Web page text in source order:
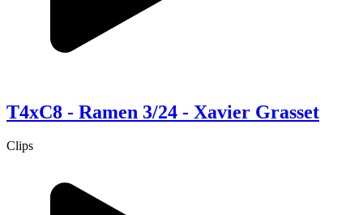
T4xC8 - Ramen 3/24 - Xavier Grasset
Clips